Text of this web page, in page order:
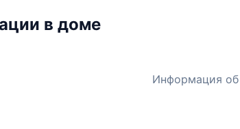
в доме
Информация об